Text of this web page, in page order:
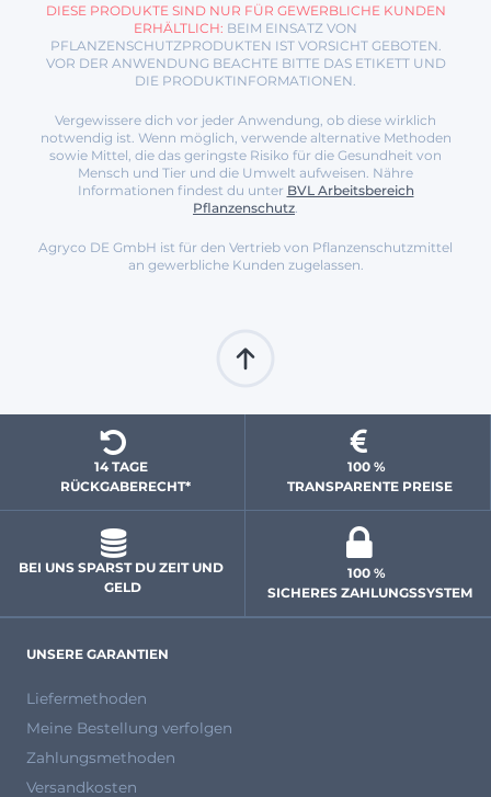
DIESE PRODUKTE SIND NUR FÜR GEWERBLICHE KUNDEN
ERHÄLTLICH: BEIM EINSATZ VON
PFLANZENSCHUTZPRODUKTEN IST VORSICHT GEBOTEN.
VOR DER ANWENDUNG BEACHTE BITTE DAS ETIKETT UND
DIE PRODUKTINFORMATIONEN.
Vergewissere dich vor jeder Anwendung, ob diese wirklich
notwendig ist. Wenn möglich, verwende alternative Methoden
sowie Mittel, die das geringste Risiko für die Gesundheit von
Mensch und Tier und die Umwelt aufweisen. Nähre
Informationen findest du unter BVL Arbeitsbereich
Pflanzenschutz
Agryco DE GmbH ist für den Vertrieb von Pflanzenschutzmittel
an gewerbliche Kunden zugelassen.
14 TAGE
  RÜCKGABERECHT*
100 %
TRANSPARENTE PREISE
BEI UNS SPARST DU ZEIT UND
GELD
100 %
SICHERES ZAHLUNGSSYSTEM
UNSERE GARANTIEN
Liefermethoden
Meine Bestellung verfolgen
Zahlungsmethoden
Versandkosten